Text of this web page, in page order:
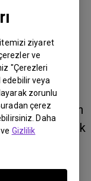
ziyaret
ve
"Çerezleri
edebilir veya
zorunlu
çerez
Daha
ve Gizlilik
lütfen
geçin.
tüm
yapmak
BenQ ile